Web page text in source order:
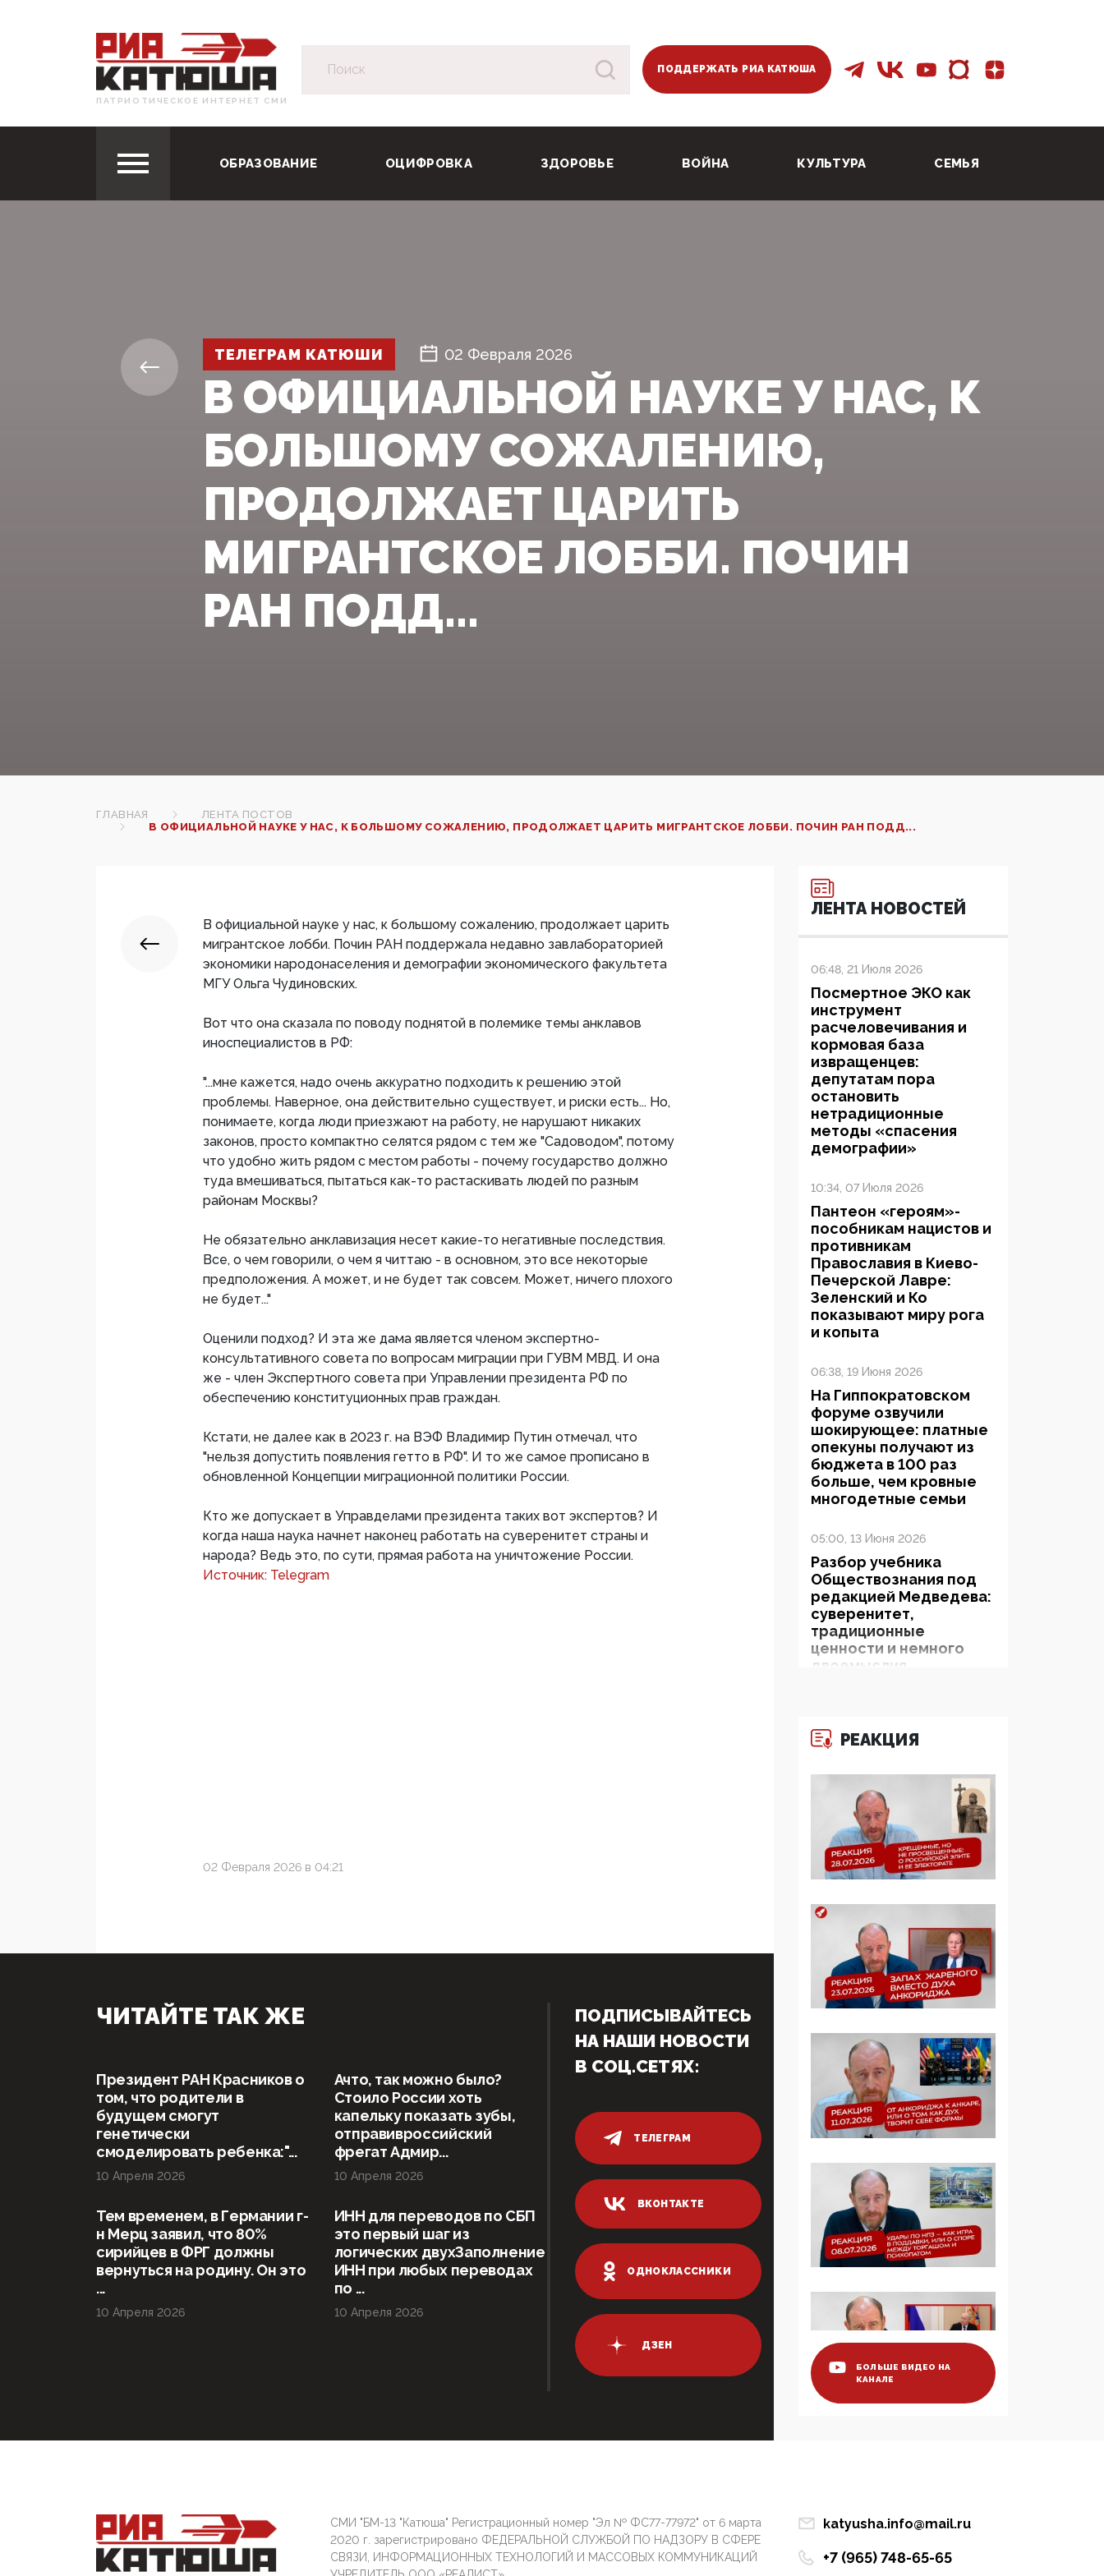
ПАТРИОТИЧЕСКОЕ ИНТЕРНЕТ СМИ
ПОДДЕРЖАТЬ РИА КАТЮША
ОБРАЗОВАНИЕ ОЦИФРОВКА ЗДОРОВЬЕ ВОЙНА КУЛЬТУРА СЕМЬЯ
ТЕЛЕГРАМ КАТЮШИ 02 Февраля 2026
В ОФИЦИАЛЬНОЙ НАУКЕ У НАС, К
БОЛЬШОМУ СОЖАЛЕНИЮ,
ПРОДОЛЖАЕТ ЦАРИТЬ
МИГРАНТСКОЕ ЛОББИ. ПОЧИН
РАН ПОДД...
ГЛАВНАЯ
ЛЕНТА ПОСТОВ
В ОФИЦИАЛЬНОЙ НАУКЕ У НАС, К БОЛЬШОМУ СОЖАЛЕНИЮ, ПРОДОЛЖАЕТ ЦАРИТЬ МИГРАНТСКОЕ ЛОББИ. ПОЧИН РАН ПОДД...
В официальной науке у нас, к большому сожалению, продолжает царить
мигрантское лобби. Почин РАН поддержала недавно завлабораторией
экономики народонаселения и демографии экономического факультета
МГУ Ольга Чудиновских.
Вот что она сказала по поводу поднятой в полемике темы анклавов
иноспециалистов в РФ:
"...мне кажется, надо очень аккуратно подходить к решению этой
проблемы. Наверное, она действительно существует, и риски есть... Но,
понимаете, когда люди приезжают на работу, не нарушают никаких
законов, просто компактно селятся рядом с тем же "Садоводом", потому
что удобно жить рядом с местом работы - почему государство должно
туда вмешиваться, пытаться как-то растаскивать людей по разным
районам Москвы?
Не обязательно анклавизация несет какие-то негативные последствия.
Все, о чем говорили, о чем я читтаю - в основном, это все некоторые
предположения. А может, и не будет так совсем. Может, ничего плохого
не будет..."
Оценили подход? И эта же дама является членом экспертно-
консультативного совета по вопросам миграции при ГУВМ МВД. И она
же - член Экспертного совета при Управлении президента РФ по
обеспечению конституционных прав граждан.
Кстати, не далее как в 2023 г. на ВЭФ Владимир Путин отмечал, что
"нельзя допустить появления гетто в РФ". И то же самое прописано в
обновленной Концепции миграционной политики России.
Кто же допускает в Управделами президента таких вот экспертов? И
когда наша наука начнет наконец работать на суверенитет страны и
народа? Ведь это, по сути, прямая работа на уничтожение России.
Источник: Telegram
02 Февраля 2026 в 04:21
ЛЕНТА НОВОСТЕЙ
06:48, 21 Июля 2026
Посмертное ЭКО как
инструмент
расчеловечивания и
кормовая база
извращенцев:
депутатам пора
остановить
нетрадиционные
методы «спасения
демографии»
10:34, 07 Июля 2026
Пантеон «героям»-
пособникам нацистов и
противникам
Православия в Киево-
Печерской Лавре:
Зеленский и Ко
показывают миру рога
и копыта
06:38, 19 Июня 2026
На Гиппократовском
форуме озвучили
шокирующее: платные
опекуны получают из
бюджета в 100 раз
больше, чем кровные
многодетные семьи
05:00, 13 Июня 2026
Разбор учебника
Обществознания под
редакцией Медведева:
суверенитет,
традиционные
ценности и немного
двоемыслия
Прокуратура наконец
увидела
деятельность ИИТО
ЮНЕСКО в России, но
цифроглобалисты
продолжают
определять повестку в
образовании
09:43, 01 Июня 2026
5G за счет здоровья
граждан: Минцифры
намерено отобрать у
регионов и
муниципалитетов право
и социальные объекты
от ЭМИ
05:58, 26 Мая 2026
Роскомнадзор
освободили от борца с
опасным контентом
07:39, 25 Мая 2026
Манифест против
семьи и традиционных
ценностей: «Новые
электорат феминисток
на битву с
мужчинами-«бабуинам
и»
05:08, 15 Мая 2026
«Россия 809. Традиции
будущего»
РЕАКЦИЯ
БОЛЬШЕ ВИДЕО НА
КАНАЛЕ
ЧИТАЙТЕ ТАК ЖЕ
Президент РАН Красников о
том, что родители в
будущем смогут
генетически
смоделировать ребенка:"...
10 Апреля 2026
Ачто, так можно было?
Стоило России хоть
капельку показать зубы,
отправивроссийский
фрегат Адмир...
10 Апреля 2026
Тем временем, в Германии г-
н Мерц заявил, что 80%
сирийцев в ФРГ должны
вернуться на родину. Он это
...
10 Апреля 2026
ИНН для переводов по СБП
это первый шаг из
логических двухЗаполнение
ИНН при любых переводах
по ...
10 Апреля 2026
ПОДПИСЫВАЙТЕСЬ
НА НАШИ НОВОСТИ
В СОЦ.СЕТЯХ:
ТЕЛЕГРАМ
ВКОНТАКТЕ
ОДНОКЛАССНИКИ
ДЗЕН
СМИ "БМ-13 "Катюша" Регистрационный номер "Эл № ФС77-77972" от 6 марта
2020 г. зарегистрировано ФЕДЕРАЛЬНОЙ СЛУЖБОЙ ПО НАДЗОРУ В СФЕРЕ
СВЯЗИ, ИНФОРМАЦИОННЫХ ТЕХНОЛОГИЙ И МАССОВЫХ КОММУНИКАЦИЙ
katyusha.info@mail.ru
+7 (965) 748-65-65